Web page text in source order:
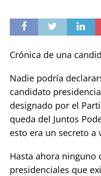
Crónica de una
Nadie podría
candidato
designado por el
queda del Juntos
esto era un secreto a
Hasta ahora ninguno
presidenciales que